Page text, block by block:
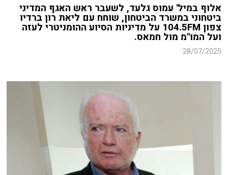
אלוף במיל' עמוס גלעד, לשעבר ראש האגף המדיני
ביטחוני במשרד הביטחון, שוחח עם ליאת רון ברדיו
צפון 104.5FM על מדיניות הסיוע ההומניטרי לעזה
ועל המו"מ מול חמאס.
28/07/2025